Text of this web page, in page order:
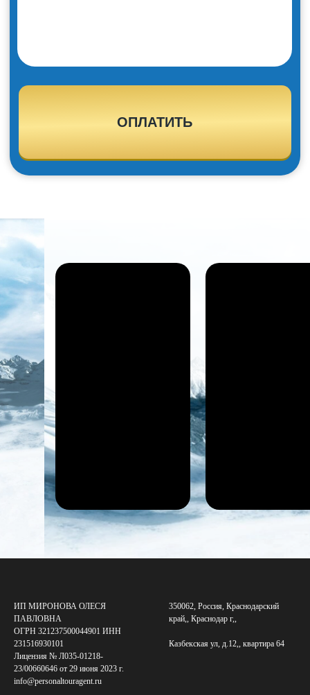
ИП МИРОНОВА ОЛЕСЯ
ПАВЛОВНА
ОГРН 321237500044901 ИНН
231516930101
Лицензия № Л035-01218-
23/00660646 от 29 июня 2023 г.
info@personaltouragent.ru
350062, Россия, Краснодарский
край,, Краснодар г,,
Казбекская ул, д.12,, квартира 64